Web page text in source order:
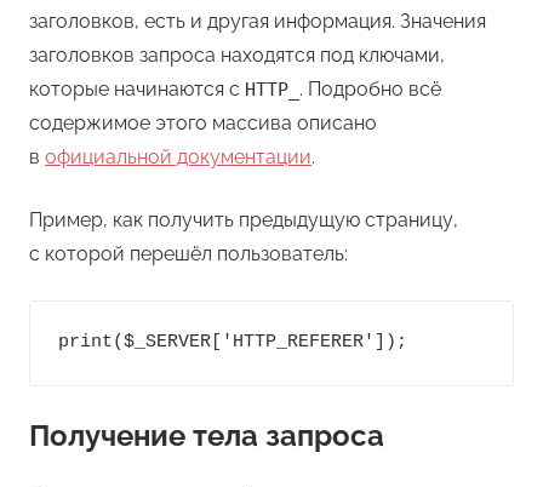
заголовков, есть и другая информация. Значения
заголовков запроса находятся под ключами,
которые начинаются с HTTP_ . Подробно всё
содержимое этого массива описано
в официальной документации.
Пример, как получить предыдущую страницу,
с которой перешёл пользователь:
print($_SERVER['HTTP_REFERER']);
Получение тела запроса